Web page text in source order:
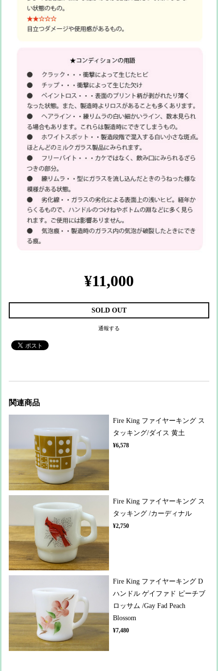
¥11,000
SOLD OUT
通報する
関連商品
Fire King ファイヤーキング ス
タッキング/ダイス 黄土
¥6,578
Fire King ファイヤーキング ス
タッキング /カーディナル
¥2,750
Fire King ファイヤーキング D
ハンドル ゲイファド ピーチブ
ロッサム /Gay Fad Peach
Blossom
¥7,480